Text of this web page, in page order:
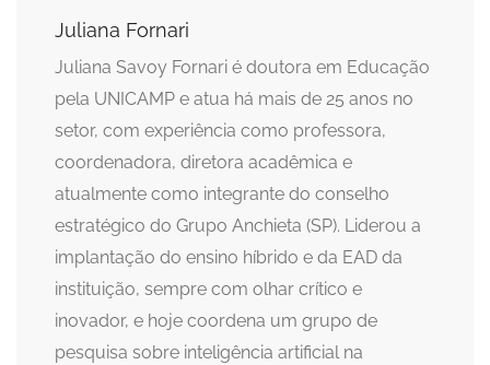
Juliana Fornari
Juliana Savoy Fornari é doutora em Educação
pela UNICAMP e atua há mais de 25 anos no
setor, com experiência como professora,
coordenadora, diretora acadêmica e
atualmente como integrante do conselho
estratégico do Grupo Anchieta (SP). Liderou a
implantação do ensino híbrido e da EAD da
instituição, sempre com olhar crítico e
inovador, e hoje coordena um grupo de
pesquisa sobre inteligência artificial na